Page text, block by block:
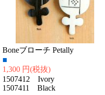
Boneブローチ Petally
■
1,300 円(税抜)
1507412 Ivory
1507411 Black